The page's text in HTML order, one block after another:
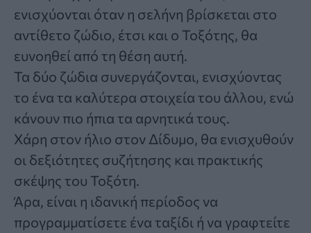
ενισχύονται όταν η σελήνη βρίσκεται στο
αντίθετο ζώδιο, έτσι και ο Τοξότης, θα
ευνοηθεί από τη θέση αυτή.
Τα δύο ζώδια συνεργάζονται, ενισχύοντας
το ένα τα καλύτερα στοιχεία του άλλου, ενώ
κάνουν πιο ήπια τα αρνητικά τους.
Χάρη στον ήλιο στον Δίδυμο, θα ενισχυθούν
οι δεξιότητες συζήτησης και πρακτικής
σκέψης του Τοξότη.
Άρα, είναι η ιδανική περίοδος να
προγραμματίσετε ένα ταξίδι ή να γραφτείτε